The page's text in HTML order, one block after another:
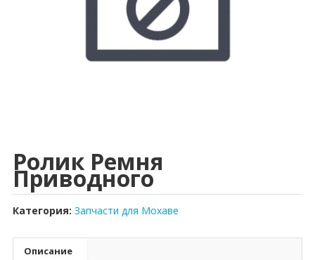
Ролик Ремня
Приводного
Категория: Запчасти для Мохаве
Описание